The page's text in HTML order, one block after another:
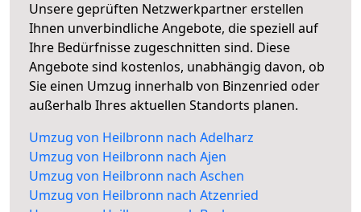
Unsere geprüften Netzwerkpartner erstellen
Ihnen unverbindliche Angebote, die speziell auf
Ihre Bedürfnisse zugeschnitten sind. Diese
Angebote sind kostenlos, unabhängig davon, ob
Sie einen Umzug innerhalb von Binzenried oder
außerhalb Ihres aktuellen Standorts planen.
Umzug von Heilbronn nach Adelharz
Umzug von Heilbronn nach Ajen
Umzug von Heilbronn nach Aschen
Umzug von Heilbronn nach Atzenried